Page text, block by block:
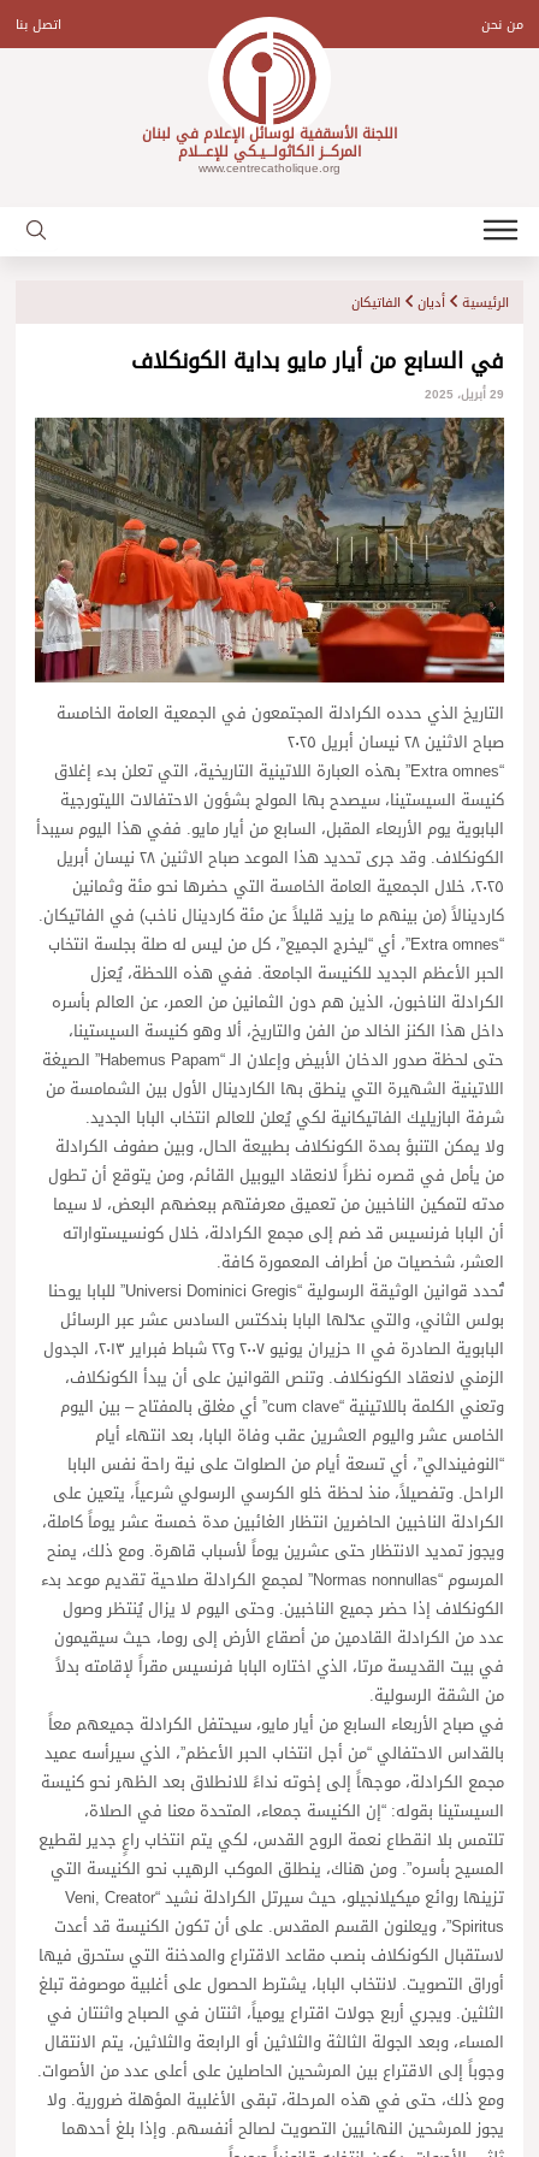
contentمن نحن اتصل بنا
اللجنة الأسقفية لوسائل الإعلام في لبنان
المركـــز الكاثولـــيـكي للإعـــلام
www.centrecatholique.org
الرئيسية أديان الفاتيكان
في السابع من أيار مايو بداية الكونكلاف
29 أبريل، 2025
التاريخ الذي حدده الكرادلة المجتمعون في الجمعية العامة الخامسة
صباح الاثنين ٢٨ نيسان أبريل ٢٠٢٥
“Extra omnes” بهذه العبارة اللاتينية التاريخية، التي تعلن بدء إغلاق
كنيسة السيستينا، سيصدح بها المولج بشؤون الاحتفالات الليتورجية
البابوية يوم الأربعاء المقبل، السابع من أيار مايو. ففي هذا اليوم سيبدأ
الكونكلاف. وقد جرى تحديد هذا الموعد صباح الاثنين ٢٨ نيسان أبريل
٢٠٢٥، خلال الجمعية العامة الخامسة التي حضرها نحو مئة وثمانين
كاردينالاً (من بينهم ما يزيد قليلاً عن مئة كاردينال ناخب) في الفاتيكان.
“Extra omnes”، أي “ليخرج الجميع”، كل من ليس له صلة بجلسة انتخاب
الحبر الأعظم الجديد للكنيسة الجامعة. ففي هذه اللحظة، يُعزل
الكرادلة الناخبون، الذين هم دون الثمانين من العمر، عن العالم بأسره
داخل هذا الكنز الخالد من الفن والتاريخ، ألا وهو كنيسة السيستينا،
حتى لحظة صدور الدخان الأبيض وإعلان الـ “Habemus Papam” الصيغة
اللاتينية الشهيرة التي ينطق بها الكاردينال الأول بين الشمامسة من
شرفة البازيليك الفاتيكانية لكي يُعلن للعالم انتخاب البابا الجديد.
ولا يمكن التنبؤ بمدة الكونكلاف بطبيعة الحال، وبين صفوف الكرادلة
من يأمل في قصره نظراً لانعقاد اليوبيل القائم، ومن يتوقع أن تطول
مدته لتمكين الناخبين من تعميق معرفتهم ببعضهم البعض، لا سيما
أن البابا فرنسيس قد ضم إلى مجمع الكرادلة، خلال كونسيستواراته
العشر، شخصيات من أطراف المعمورة كافة.
تُحدد قوانين الوثيقة الرسولية “Universi Dominici Gregis” للبابا يوحنا
بولس الثاني، والتي عدّلها البابا بندكتس السادس عشر عبر الرسائل
البابوية الصادرة في ١١ حزيران يونيو ٢٠٠٧ و٢٢ شباط فبراير ٢٠١٣، الجدول
الزمني لانعقاد الكونكلاف. وتنص القوانين على أن يبدأ الكونكلاف،
وتعني الكلمة باللاتينية “cum clave” أي مغلق بالمفتاح – بين اليوم
الخامس عشر واليوم العشرين عقب وفاة البابا، بعد انتهاء أيام
“النوفيندالي”، أي تسعة أيام من الصلوات على نية راحة نفس البابا
الراحل. وتفصيلاً، منذ لحظة خلو الكرسي الرسولي شرعياً، يتعين على
الكرادلة الناخبين الحاضرين انتظار الغائبين مدة خمسة عشر يوماً كاملة،
ويجوز تمديد الانتظار حتى عشرين يوماً لأسباب قاهرة. ومع ذلك، يمنح
المرسوم “Normas nonnullas” لمجمع الكرادلة صلاحية تقديم موعد بدء
الكونكلاف إذا حضر جميع الناخبين. وحتى اليوم لا يزال يُنتظر وصول
عدد من الكرادلة القادمين من أصقاع الأرض إلى روما، حيث سيقيمون
في بيت القديسة مرتا، الذي اختاره البابا فرنسيس مقراً لإقامته بدلاً
من الشقة الرسولية.
في صباح الأربعاء السابع من أيار مايو، سيحتفل الكرادلة جميعهم معاً
بالقداس الاحتفالي “من أجل انتخاب الحبر الأعظم”، الذي سيرأسه عميد
مجمع الكرادلة، موجهاً إلى إخوته نداءً للانطلاق بعد الظهر نحو كنيسة
السيستينا بقوله: “إن الكنيسة جمعاء، المتحدة معنا في الصلاة،
تلتمس بلا انقطاع نعمة الروح القدس، لكي يتم انتخاب راعٍ جدير لقطيع
المسيح بأسره”. ومن هناك، ينطلق الموكب الرهيب نحو الكنيسة التي
تزينها روائع ميكيلانجيلو، حيث سيرتل الكرادلة نشيد “Veni, Creator
Spiritus”، ويعلنون القسم المقدس. على أن تكون الكنيسة قد أعدت
لاستقبال الكونكلاف بنصب مقاعد الاقتراع والمدخنة التي ستحرق فيها
أوراق التصويت. لانتخاب البابا، يشترط الحصول على أغلبية موصوفة تبلغ
الثلثين. ويجري أربع جولات اقتراع يومياً، اثنتان في الصباح واثنتان في
المساء، وبعد الجولة الثالثة والثلاثين أو الرابعة والثلاثين، يتم الانتقال
وجوباً إلى الاقتراع بين المرشحين الحاصلين على أعلى عدد من الأصوات.
ومع ذلك، حتى في هذه المرحلة، تبقى الأغلبية المؤهلة ضرورية. ولا
يجوز للمرشحين النهائيين التصويت لصالح أنفسهم. وإذا بلغ أحدهما